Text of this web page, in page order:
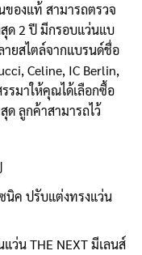
ของแท้ สามารถตรวจ
ด 2 ปี มีกรอบแว่นแบ
ยสไตล์จากแบรนด์ชื่อ
Celine, IC Berlin,
รมาให้คุณได้เลือกซื้อ
ลูกค้าสามารถไว้
นิค ปรับแต่งทรงแว่น
ว่น THE NEXT มีเลนส์